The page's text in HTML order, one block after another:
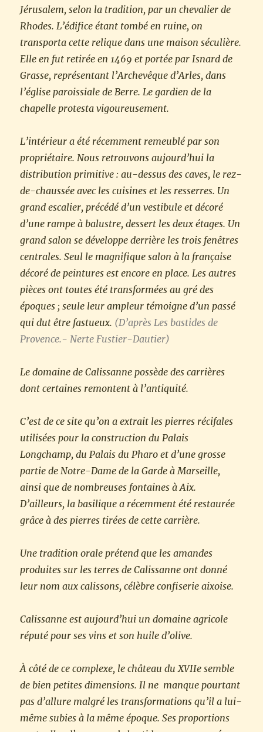
Jérusalem, selon la tradition, par un chevalier de
Rhodes. L’édifice étant tombé en ruine, on
transporta cette relique dans une maison séculière.
Elle en fut retirée en 1469 et portée par Isnard de
Grasse, représentant l’Archevêque d’Arles, dans
l’église paroissiale de Berre. Le gardien de la
chapelle protesta vigoureusement.
L’intérieur a été récemment remeublé par son
propriétaire. Nous retrouvons aujourd’hui la
distribution primitive : au-dessus des caves, le rez-
de-chaussée avec les cuisines et les resserres. Un
grand escalier, précédé d’un vestibule et décoré
d’une rampe à balustre, dessert les deux étages. Un
grand salon se développe derrière les trois fenêtres
centrales. Seul le magnifique salon à la française
décoré de peintures est encore en place. Les autres
pièces ont toutes été transformées au gré des
époques ; seule leur ampleur témoigne d’un passé
qui dut être fastueux. (D’après Les bastides de
Provence.- Nerte Fustier-Dautier)
Le domaine de Calissanne possède des carrières
dont certaines remontent à l’antiquité.
C’est de ce site qu’on a extrait les pierres récifales
utilisées pour la construction du Palais
Longchamp, du Palais du Pharo et d’une grosse
partie de Notre-Dame de la Garde à Marseille,
ainsi que de nombreuses fontaines à Aix.
D’ailleurs, la basilique a récemment été restaurée
grâce à des pierres tirées de cette carrière.
Une tradition orale prétend que les amandes
produites sur les terres de Calissanne ont donné
leur nom aux calissons, célèbre confiserie aixoise.
Calissanne est aujourd’hui un domaine agricole
réputé pour ses vins et son huile d’olive.
À côté de ce complexe, le château du XVIIe semble
de bien petites dimensions. Il ne manque pourtant
pas d’allure malgré les transformations qu’il a lui-
même subies à la même époque. Ses proportions